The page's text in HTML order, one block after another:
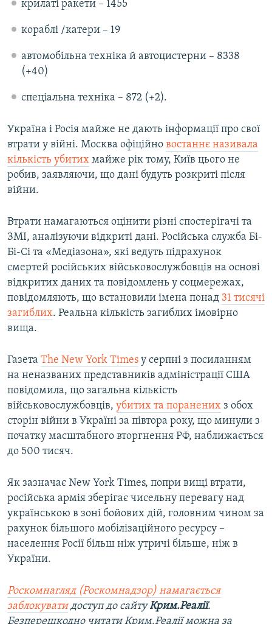
крилаті ракети – 1455
кораблі /катери – 19
автомобільна техніка й автоцистерни – 8338
(+40)
спеціальна техніка – 872 (+2).
Україна і Росія майже не дають інформації про свої
втрати у війні. Москва офіційно востаннє називала
кількість убитих майже рік тому, Київ цього не
робив, заявляючи, що дані будуть розкриті після
війни.
Втрати намагаються оцінити різні спостерігачі та
ЗМІ, аналізуючи відкриті дані. Російська служба Бі-
Бі-Сі та «Медіазона», які ведуть підрахунок
смертей російських військовослужбовців на основі
відкритих даних та повідомлень у соцмережах,
повідомляють, що встановили імена понад 31 тисячі
загиблих. Реальна кількість загиблих імовірно
вища.
Газета The New York Times у серпні з посиланням
на неназваних представників адміністрації США
повідомила, що загальна кількість
військовослужбовців, убитих та поранених з обох
сторін війни в Україні за півтора року, що минули з
початку масштабного вторгнення РФ, наближається
до 500 тисяч.
Як зазначає New York Times, попри вищі втрати,
російська армія зберігає чисельну перевагу над
українською в зоні бойових дій, головним чином за
рахунок більшого мобілізаційного ресурсу –
населення Росії більш ніж утричі більше, ніж в
України.
Роскомнагляд (Роскомнадзор) намагається
заблокуватидоступ до сайтуКрим.Реалії.
Безперешкодно читати Крим.Реалії можна за